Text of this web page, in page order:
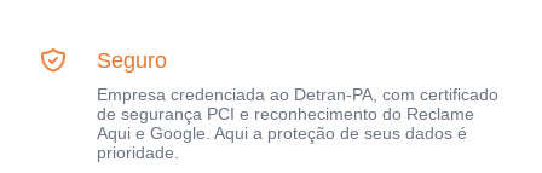
Seguro
Empresa credenciada ao Detran-PA, com certificado
de segurança PCI e reconhecimento do Reclame
Aqui e Google. Aqui a proteção de seus dados é
prioridade.